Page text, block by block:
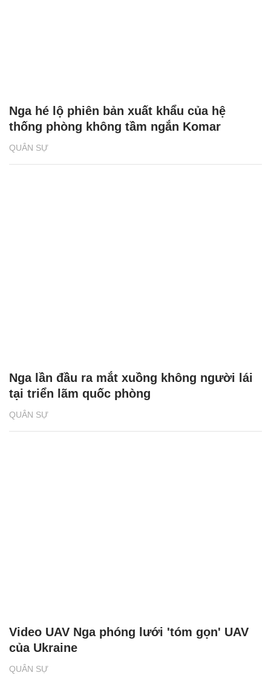
QUÂN SỰ
Nga hé lộ phiên bản xuất khẩu của hệ
thống phòng không tầm ngắn Komar
QUÂN SỰ
Nga lần đầu ra mắt xuồng không người lái
tại triển lãm quốc phòng
QUÂN SỰ
Video UAV Nga phóng lưới 'tóm gọn' UAV
của Ukraine